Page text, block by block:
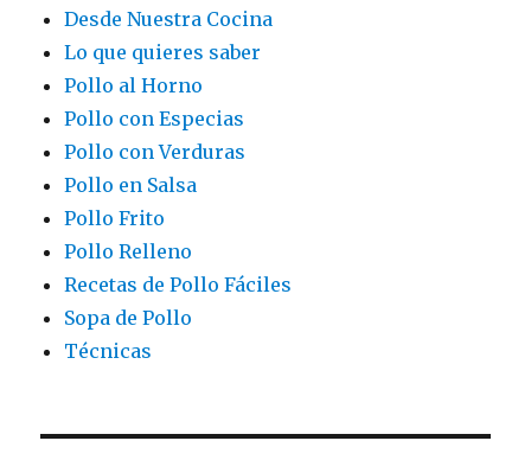
Desde Nuestra Cocina
Lo que quieres saber
Pollo al Horno
Pollo con Especias
Pollo con Verduras
Pollo en Salsa
Pollo Frito
Pollo Relleno
Recetas de Pollo Fáciles
Sopa de Pollo
Técnicas